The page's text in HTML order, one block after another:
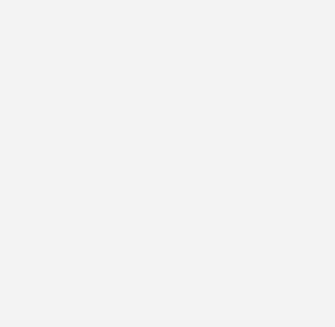
an: Heizungscheck für Gas-Heizung
springt auf 507,83 Euro/t
Energie für neue Heizungen
und Heizungsoptimierung…
Energieeinsparung reduzieren?
Das dicke Ende kommt erst noch